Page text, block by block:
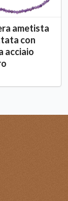
ametista
con
acciaio